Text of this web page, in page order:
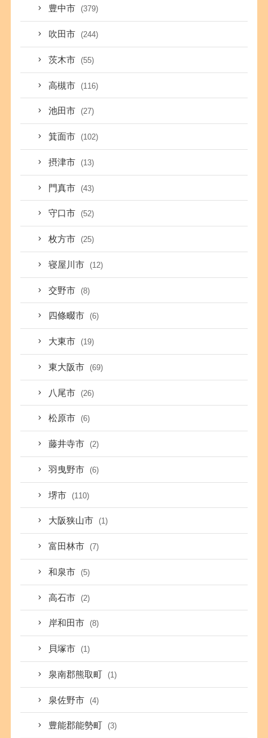
豊中市 (379)
吹田市 (244)
茨木市 (55)
高槻市 (116)
池田市 (27)
箕面市 (102)
摂津市 (13)
門真市 (43)
守口市 (52)
枚方市 (25)
寝屋川市 (12)
交野市 (8)
四條畷市 (6)
大東市 (19)
東大阪市 (69)
八尾市 (26)
松原市 (6)
藤井寺市 (2)
羽曳野市 (6)
堺市 (110)
大阪狭山市 (1)
富田林市 (7)
和泉市 (5)
高石市 (2)
岸和田市 (8)
貝塚市 (1)
泉南郡熊取町 (1)
泉佐野市 (4)
豊能郡能勢町 (3)